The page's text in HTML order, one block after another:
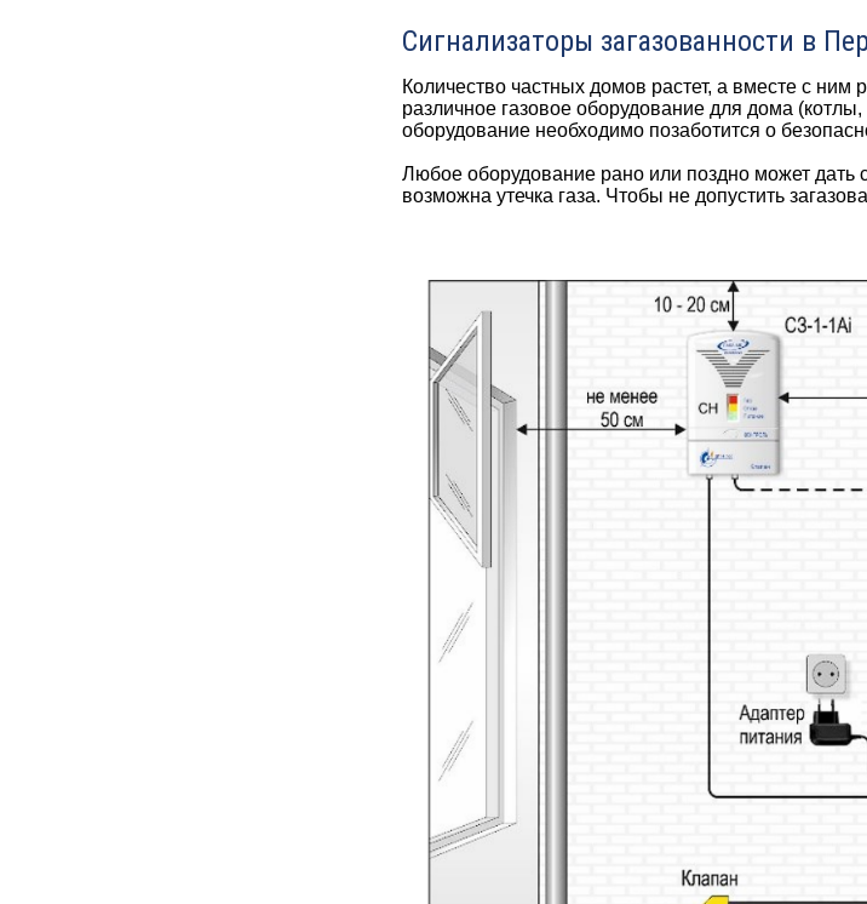
Сигнализаторы загазованности в
Количество частных домов растет, а вместе с ним
различное газовое оборудование для дома
оборудование необходимо позаботится о
Любое оборудование рано или поздно может дать
возможна утечка газа. Чтобы не допустить